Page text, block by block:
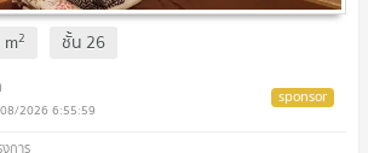
m2 ชั้น 26
2026 6:55:59